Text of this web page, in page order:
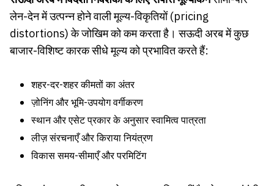
लेन-देन में उत्पन्न होने वाली मूल्य-विकृतियों (pricing
distortions) के जोखिम को कम करता है। सऊदी अरब में कुछ
बाजार-विशिष्ट कारक सीधे मूल्य को प्रभावित करते हैं:
शहर-दर-शहर कीमतों का अंतर
ज़ोनिंग और भूमि-उपयोग वर्गीकरण
स्थान और एसेट प्रकार के अनुसार स्वामित्व पात्रता
लीज़ संरचनाएँ और किराया नियंत्रण
विकास समय-सीमाएँ और परमिटिंग